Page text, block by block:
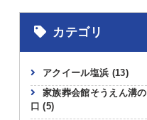
カテゴリ
アクイール塩浜 (13)
家族葬会館そうえん溝の
口(5)